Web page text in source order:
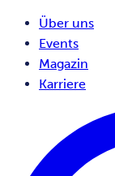
Über uns
Events
Magazin
Karriere